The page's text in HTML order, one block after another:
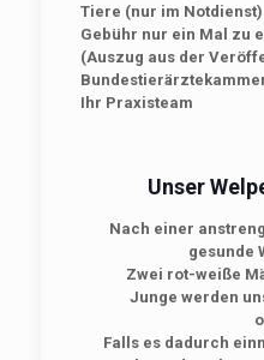
Tiere (nur im
Gebühr nur ein Mal zu
(Auszug aus der
Ihr Praxisteam
Unser
Nach einer
gesunde
Zwei rot-weiße
Junge werden
Falls es dadurch